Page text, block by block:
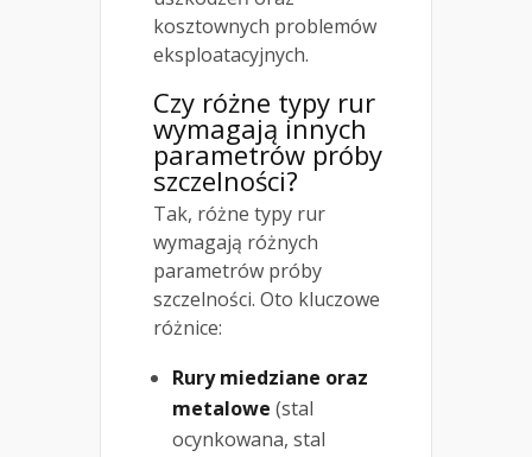
kosztownych problemów
eksploatacyjnych.
Czy różne typy rur
wymagają innych
parametrów próby
szczelności?
Tak, różne typy rur
wymagają różnych
parametrów próby
szczelności. Oto kluczowe
różnice:
Rury miedziane oraz
metalowe (stal
ocynkowana, stal